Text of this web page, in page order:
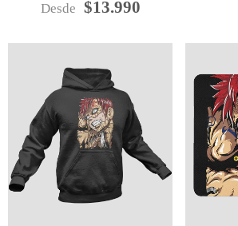
Desde $13.990